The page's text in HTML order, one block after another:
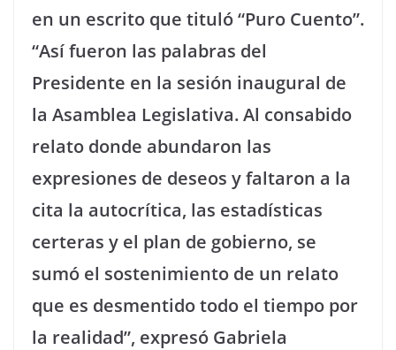
en un escrito que tituló “Puro Cuento”.
“Así fueron las palabras del
Presidente en la sesión inaugural de
la Asamblea Legislativa. Al consabido
relato donde abundaron las
expresiones de deseos y faltaron a la
cita la autocrítica, las estadísticas
certeras y el plan de gobierno, se
sumó el sostenimiento de un relato
que es desmentido todo el tiempo por
la realidad”, expresó Gabriela